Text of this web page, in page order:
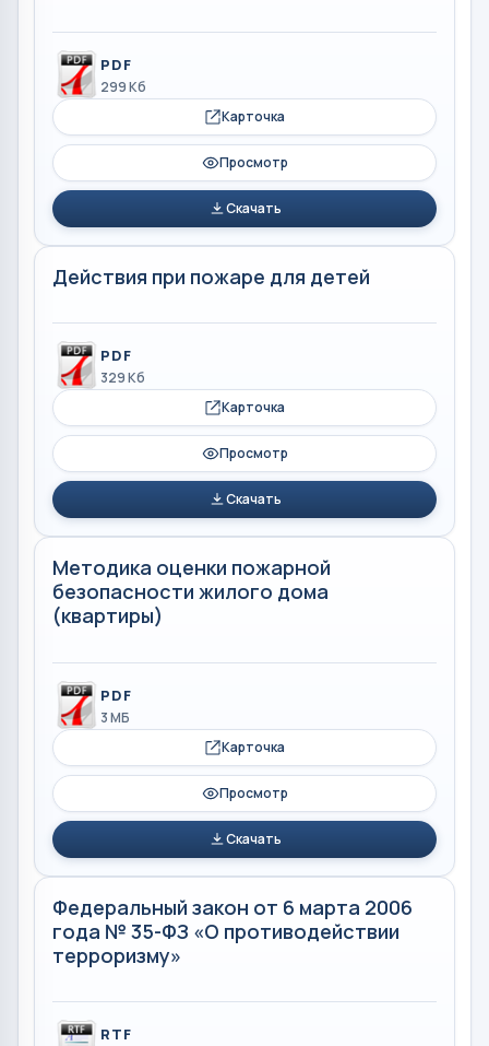
PDF
299 Кб
Карточка
Просмотр
Скачать
Действия при пожаре для детей
PDF
329 Кб
Карточка
Просмотр
Скачать
Методика оценки пожарной
безопасности жилого дома
(квартиры)
PDF
3 МБ
Карточка
Просмотр
Скачать
Федеральный закон от 6 марта 2006
года № 35-ФЗ «О противодействии
терроризму»
RTF